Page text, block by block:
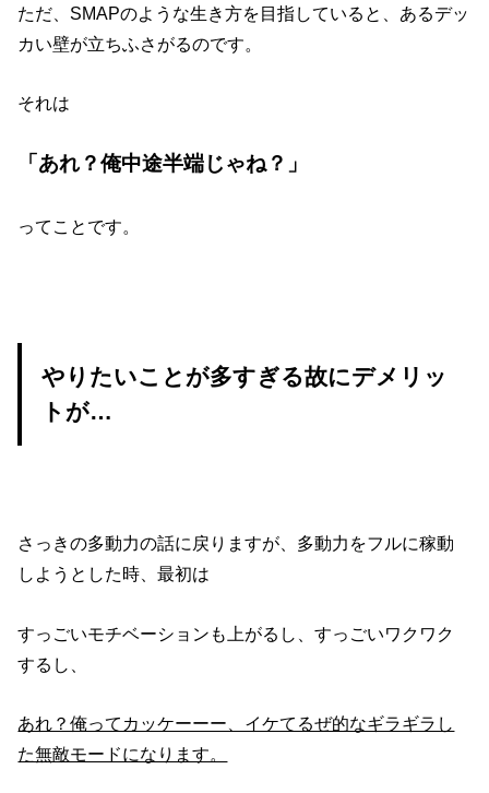
ただ、SMAPのような生き方を目指していると、あるデッ
カい壁が立ちふさがるのです。
それは
「あれ？俺中途半端じゃね？」
ってことです。
やりたいことが多すぎる故にデメリッ
トが…
さっきの多動力の話に戻りますが、多動力をフルに稼動
しようとした時、最初は
すっごいモチベーションも上がるし、すっごいワクワク
するし、
あれ？俺ってカッケーーー、イケてるぜ的なギラギラし
た無敵モードになります。